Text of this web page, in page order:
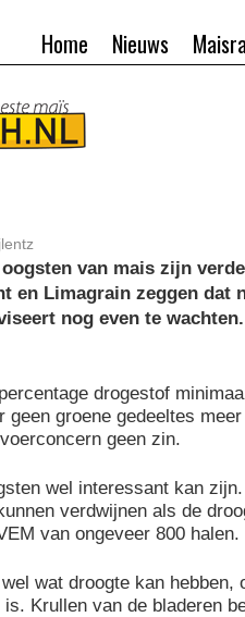
Nieuws
Home
jlentz
van mais zijn
en Limagrain zeggen dat
nog even te
drogestof
geen groene gedeeltes
geen zin.
wel interessant kan
verdwijnen als de
van ongeveer 800 halen.
wat droogte kan hebben,
Krullen van de bladeren